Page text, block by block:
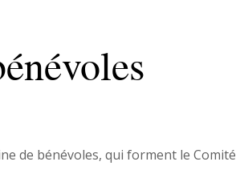
de bénévoles, qui forment le Comité